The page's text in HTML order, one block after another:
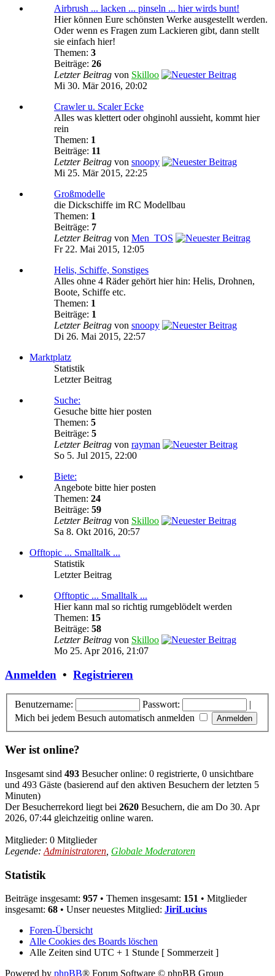
Airbrush ... lacken ... pinseln ... hier wirds bunt!
Hier können Eure schönsten Werke ausgestellt werden.
Oder wenn es Fragen zum Lackieren gibt, dann stellt
sie einfach hier!
Themen: 3
Beiträge: 26
Letzter Beitrag von Skilloo
Mi 30. Mär 2016, 20:02
Crawler u. Scaler Ecke
Alles was klettert oder ohginohl aussieht, kommt hier
rein
Themen: 1
Beiträge: 11
Letzter Beitrag von snoopy
Mi 25. Mär 2015, 22:25
Großmodelle
die Dickschiffe im RC Modellbau
Themen: 1
Beiträge: 7
Letzter Beitrag von Men_TOS
Fr 22. Mai 2015, 12:05
Helis, Schiffe, Sonstiges
Alles ohne 4 Räder gehört hier hin: Helis, Drohnen,
Boote, Schiffe etc.
Themen: 1
Beiträge: 1
Letzter Beitrag von snoopy
Di 26. Mai 2015, 22:57
Marktplatz
Statistik
Letzter Beitrag
Suche:
Gesuche bitte hier posten
Themen: 5
Beiträge: 5
Letzter Beitrag von rayman
So 5. Jul 2015, 22:00
Biete:
Angebote bitte hier posten
Themen: 24
Beiträge: 59
Letzter Beitrag von Skilloo
Sa 8. Okt 2016, 20:57
Offtopic ... Smalltalk ...
Statistik
Letzter Beitrag
Offtoptic ... Smalltalk ...
Hier kann mal so richtig rumgeblödelt werden
Themen: 15
Beiträge: 58
Letzter Beitrag von Skilloo
Mo 25. Apr 2016, 21:07
Anmelden • Registrieren
Benutzername: Passwort:
|
Mich bei jedem Besuch automatisch anmelden
Wer ist online?
Insgesamt sind 493 Besucher online: 0 registrierte, 0 unsichtbare
und 493 Gäste (basierend auf den aktiven Besuchern der letzten 5
Minuten)
Der Besucherrekord liegt bei 2620 Besuchern, die am Do 30. Apr
2026, 07:44 gleichzeitig online waren.
Mitglieder: 0 Mitglieder
Legende: Administratoren Globale Moderatoren
Statistik
Beiträge insgesamt: 957 • Themen insgesamt: 151 • Mitglieder
insgesamt: 68 • Unser neuestes Mitglied: JiriLucius
Foren-Übersicht
Alle Cookies des Boards löschen
Alle Zeiten sind UTC + 1 Stunde [ Sommerzeit ]
Powered by phpBB® Forum Software © phpBB Group